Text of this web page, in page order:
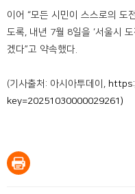
이어 “모든 시민이 스스로의 도
도록, 내년 7월 8일을 ‘서울시
겠다”고 약속했다.
(기사출처: 아시아투데이,
key=20251030000029261)